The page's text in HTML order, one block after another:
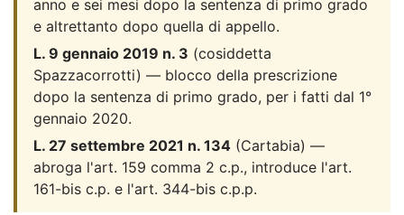
anno e sei mesi dopo la sentenza di primo grado
e altrettanto dopo quella di appello.
L. 9 gennaio 2019 n. 3 (cosiddetta
Spazzacorrotti) — blocco della prescrizione
dopo la sentenza di primo grado, per i fatti dal 1°
gennaio 2020.
L. 27 settembre 2021 n. 134 (Cartabia) —
abroga l'art. 159 comma 2 c.p., introduce l'art.
161-bis c.p. e l'art. 344-bis c.p.p.